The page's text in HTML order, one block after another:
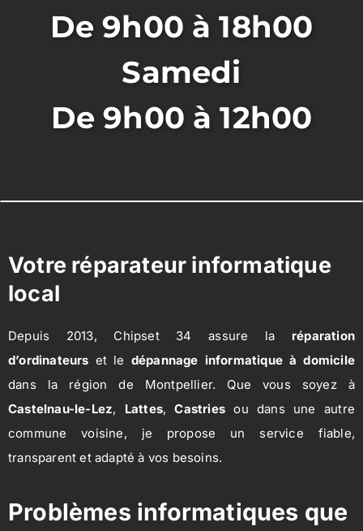
De 9h00 à 18h00
Samedi
De 9h00 à 12h00
Votre réparateur informatique
local
Depuis 2013, Chipset 34 assure la réparation
d’ordinateurs et le dépannage informatique à domicile
dans la région de Montpellier. Que vous soyez à
Castelnau-le-Lez, Lattes,Castries ou dans une autre
commune voisine, je propose un service fiable,
transparent et adapté à vos besoins.
Problèmes informatiques que